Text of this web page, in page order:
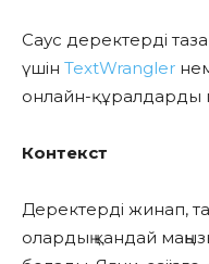
Саус деректерді
үшін TextWrangler
онлайн-құралдарды
Контекст
Деректерді жинап,
олардың қандай